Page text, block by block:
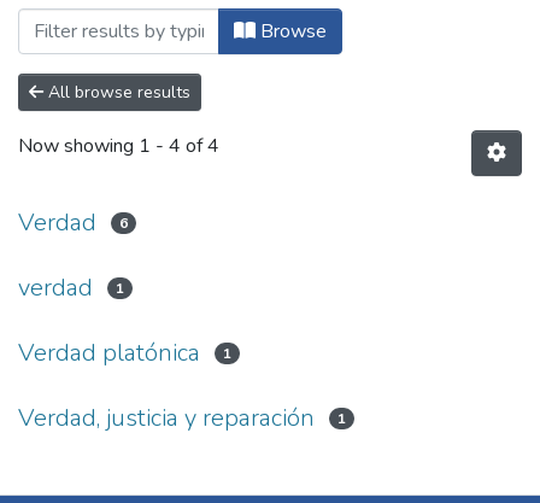
Browse
All browse results
Now showing 1 - 4 of 4
Verdad 6
verdad 1
Verdad platónica 1
Verdad, justicia y reparación 1